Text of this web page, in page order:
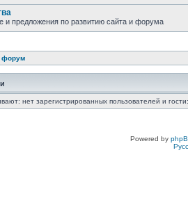
и предложения по развитию сайта и форума
форум
нет зарегистрированных пользователей и
Powered by